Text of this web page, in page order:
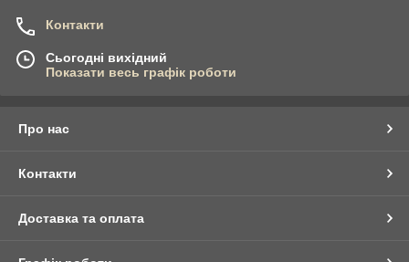
Контакти
Сьогодні вихідний
Показати весь графік роботи
Про нас
Контакти
Доставка та оплата